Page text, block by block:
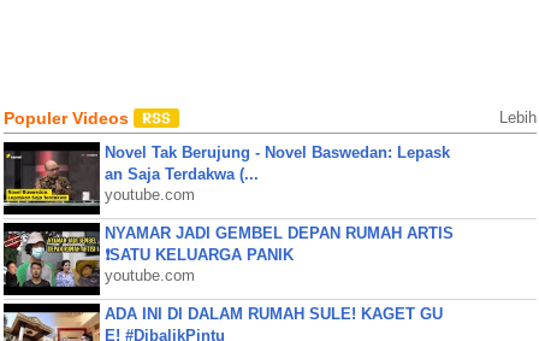
Populer Videos Lebih
Novel Tak Berujung - Novel Baswedan: Lepask
an Saja Terdakwa (...
youtube.com
NYAMAR JADI GEMBEL DEPAN RUMAH ARTIS
❗SATU KELUARGA PANIK
youtube.com
ADA INI DI DALAM RUMAH SULE! KAGET GU
E! #DibalikPintu